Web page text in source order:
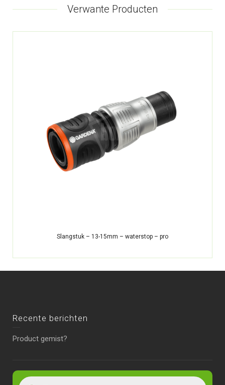
Verwante Producten
Slangstuk – 13-15mm – waterstop – pro
Recente berichten
Product gemist?